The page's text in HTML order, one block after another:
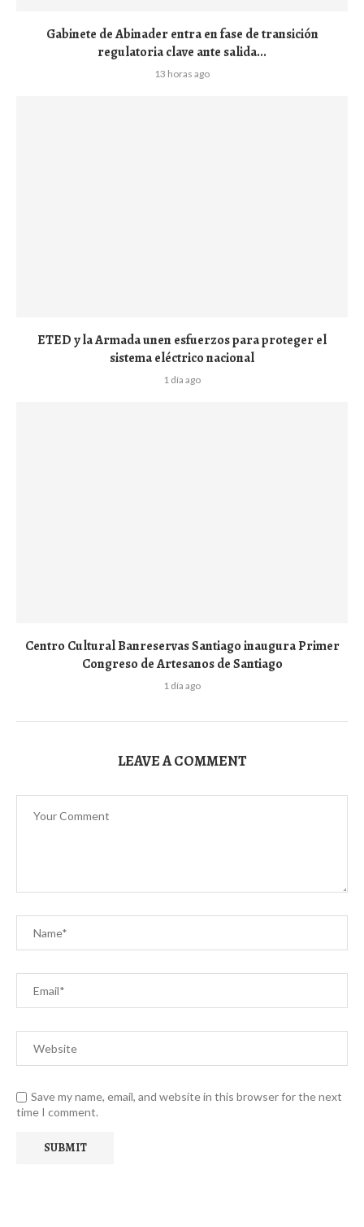
Gabinete de Abinader entra en fase de transición
regulatoria clave ante salida...
13 horas ago
ETED y la Armada unen esfuerzos para proteger el
sistema eléctrico nacional
1 día ago
Centro Cultural Banreservas Santiago inaugura Primer
Congreso de Artesanos de Santiago
1 día ago
LEAVE A COMMENT
Save my name, email, and website in this browser for the next
time I comment.